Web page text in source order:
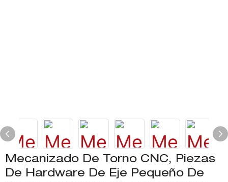
Mecanizado De Torno CNC, Piezas
De Hardware De Eje Pequeño De